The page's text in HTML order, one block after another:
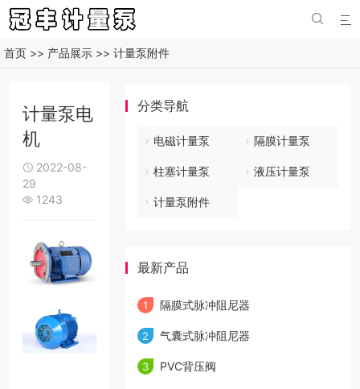


首页 >> 产品展示 >> 计量泵附件
计量泵电
机
 2022-08-
29
 1243
分类导航
电磁计量泵 隔膜计量泵
柱塞计量泵 液压计量泵
计量泵附件
最新产品
1 隔膜式脉冲阻尼器
2 气囊式脉冲阻尼器
3 PVC背压阀